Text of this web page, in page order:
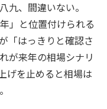
九、間違いない。
」と位置付けられる
「はっきりと確認さ
が来年の相場シナリ
げを止めると相場は